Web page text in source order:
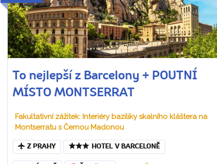
To nejlepší z Barcelony + POUTNÍ
MÍSTO MONTSERRAT
Fakultativní zážitek: Interiéry baziliky skalního kláštera na
Montserratu s Černou Madonou
Z PRAHY HOTEL V BARCELONĚ